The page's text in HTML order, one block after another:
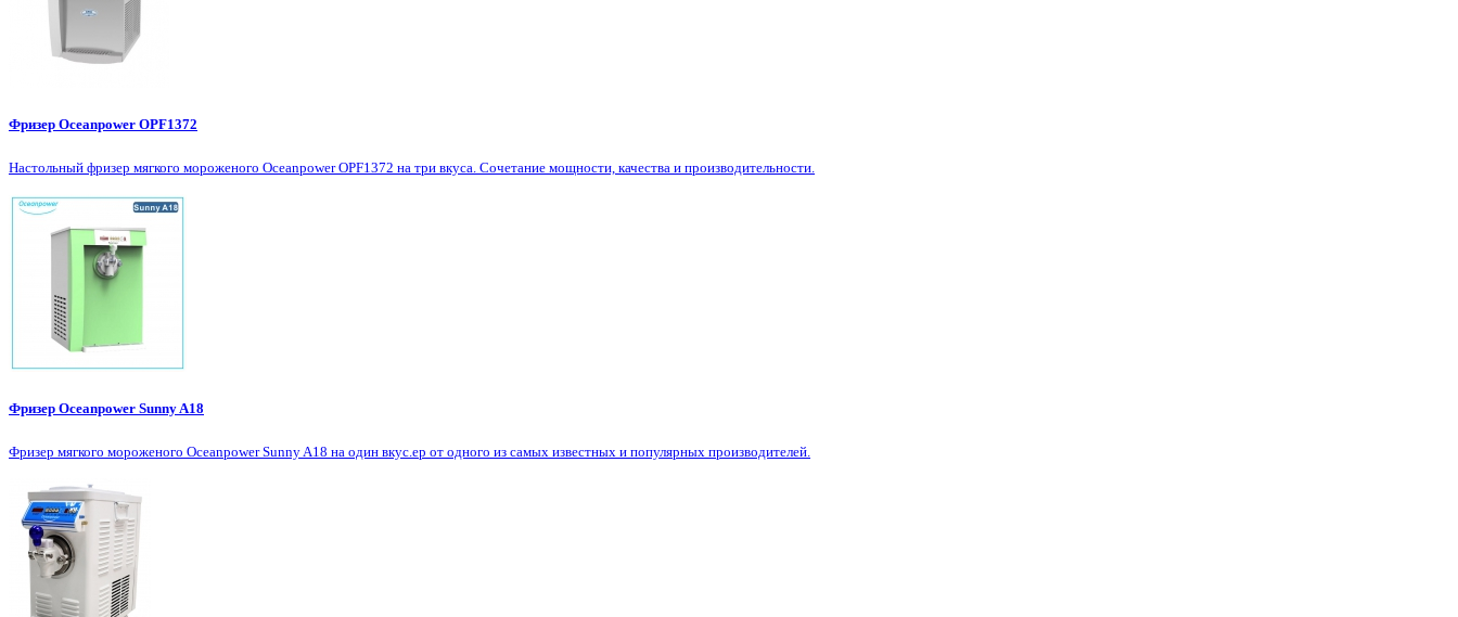
Фризер Oceanpower OPF1372
Настольный фризер мягкого мороженого Oceanpower OPF1372 на три вкуса. Сочетание мощности, качества и производительности.
Фризер Oceanpower Sunny A18
Фризер мягкого мороженого Oceanpower Sunny A18 на один вкус.ер от одного из самых известных и популярных производителей.